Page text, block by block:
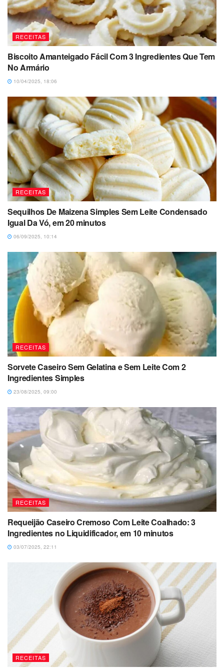
RECEITAS
Biscoito Amanteigado Fácil Com 3 Ingredientes Que Tem
No Armário
10/04/2025, 18:06
RECEITAS
Sequilhos De Maizena Simples Sem Leite Condensado
Igual Da Vó, em 20 minutos
06/09/2025, 10:14
RECEITAS
Sorvete Caseiro Sem Gelatina e Sem Leite Com 2
Ingredientes Simples
23/08/2025, 09:00
RECEITAS
Requeijão Caseiro Cremoso Com Leite Coalhado: 3
Ingredientes no Liquidificador, em 10 minutos
03/07/2025, 22:11
RECEITAS